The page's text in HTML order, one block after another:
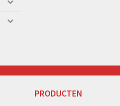
PRODUCTEN